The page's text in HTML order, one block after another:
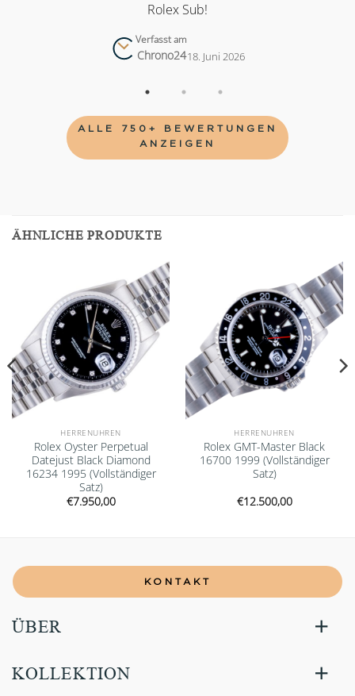
Rolex Sub!
Verfasst am
Chrono2418. Juni 2026
ALLE 750+ BEWERTUNGEN
ANZEIGEN
ÄHNLICHE PRODUKTE
Add to
wishlist
HERRENUHREN
Rolex Oyster Perpetual
Datejust Black Diamond
16234 1995 (Vollständiger
Satz)
€7.950,00
Add to
wishlist
HERRENUHREN
Rolex GMT-Master Black
16700 1999 (Vollständiger
Satz)
€12.500,00
KONTAKT
ÜBER
KOLLEKTION